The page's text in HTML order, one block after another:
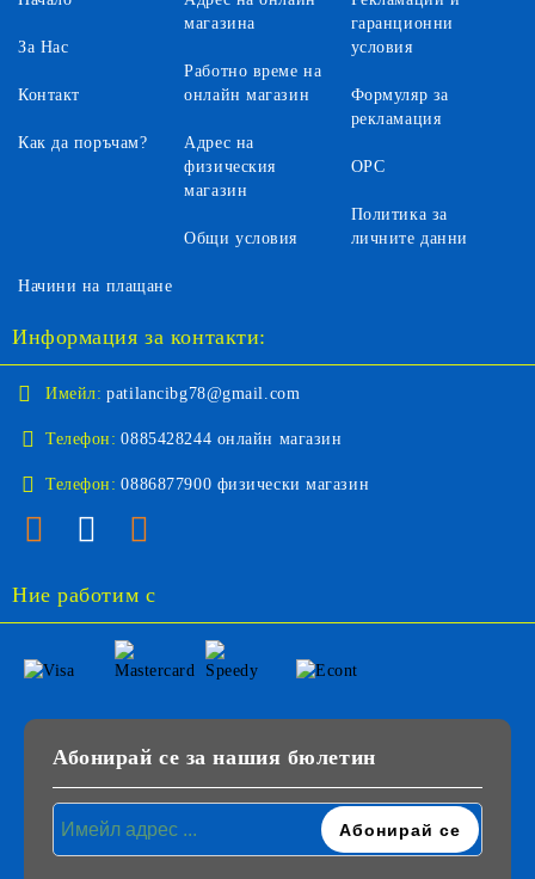
За Нас
Контакт
Как да поръчам?
магазина
Работно време на
онлайн магазин
Адрес на
физическия
магазин
Общи условия
гаранционни
условия
Формуляр за
рекламация
ОРС
Политика за
личните данни
Начини на плащане
Информация за контакти:
Имейл: patilancibg78@gmail.com
Телефон: 0885428244 онлайн магазин
Телефон: 0886877900 физически магазин
Ние работим с
Абонирай се за нашия бюлетин